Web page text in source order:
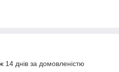
днів за домовленістю